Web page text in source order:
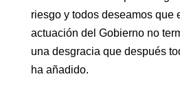
riesgo y todos deseamos que
actuación del Gobierno no
una desgracia que después
ha añadido.